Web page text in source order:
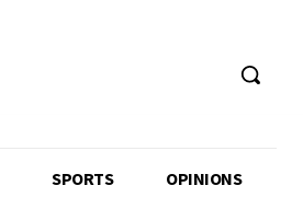
SPORTS OPINIONS